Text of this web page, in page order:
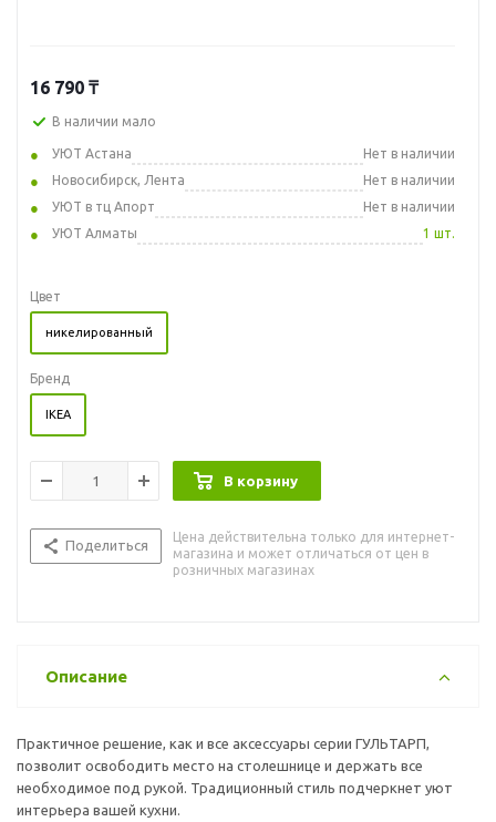
16 790 ₸
В наличии мало
УЮТ Астана
Нет в наличии
Новосибирск, Лента
Нет в наличии
УЮТ в тц Апорт
Нет в наличии
УЮТ Алматы
1 шт.
Цвет
никелированный
Бренд
IKEA
В корзину
Поделиться
Цена действительна только для интернет-
магазина и может отличаться от цен в
розничных магазинах
Описание
Практичное решение, как и все аксессуары серии ГУЛЬТАРП,
позволит освободить место на столешнице и держать все
необходимое под рукой. Традиционный стиль подчеркнет уют
интерьера вашей кухни.